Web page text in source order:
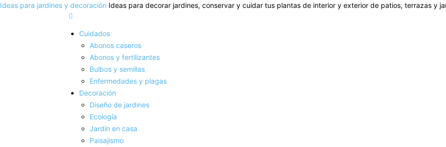
Ideas para jardines y decoración Ideas para decorar jardines, conservar y cuidar tus plantas de interior y exterior de patios, terrazas y
Cuidados
Abonos caseros
Abonos y fertilizantes
Bulbos y semillas
Enfermedades y plagas
Decoración
Diseño de jardines
Ecología
Jardín en casa
Paisajismo